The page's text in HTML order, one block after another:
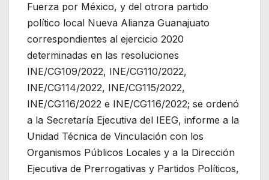
Fuerza por México, y del otrora partido
político local Nueva Alianza Guanajuato
correspondientes al ejercicio 2020
determinadas en las resoluciones
INE/CG109/2022, INE/CG110/2022,
INE/CG114/2022, INE/CG115/2022,
INE/CG116/2022 e INE/CG116/2022; se ordenó
a la Secretaría Ejecutiva del IEEG, informe a la
Unidad Técnica de Vinculación con los
Organismos Públicos Locales y a la Dirección
Ejecutiva de Prerrogativas y Partidos Políticos,